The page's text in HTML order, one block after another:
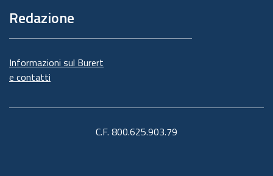
Redazione
Informazioni sul Burert
e contatti
C.F. 800.625.903.79